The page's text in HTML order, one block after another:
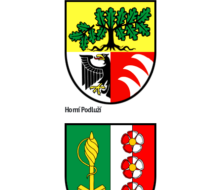
Horní Podluží